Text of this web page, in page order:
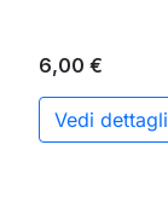
6,00 €
Vedi dettagli